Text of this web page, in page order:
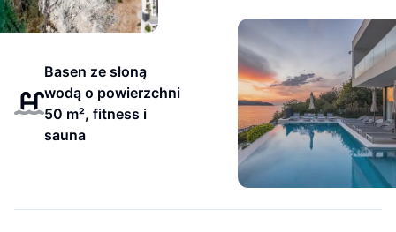
Basen ze słoną
wodą o powierzchni
50 m², fitness i
sauna